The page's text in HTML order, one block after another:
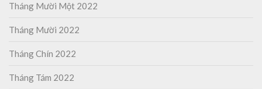
Tháng Mười Một 2022
Tháng Mười 2022
Tháng Chín 2022
Tháng Tám 2022